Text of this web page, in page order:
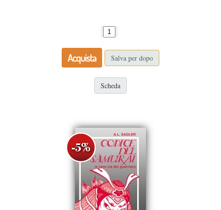
Acquista Salva per dopo
Scheda